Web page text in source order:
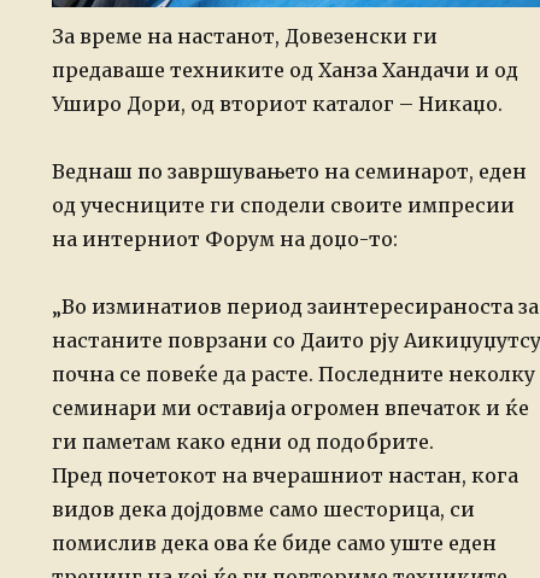
За време на настанот, Довезенски ги
предаваше техниките од Ханза Хандачи и од
Уширо Дори, од вториот каталог – Никаџо.
Веднаш по завршувањето на семинарот, еден
од учесниците ги сподели своите импресии
на интерниот Форум на доџо-то:
„Во изминатиов период заинтересираноста за
настаните поврзани со Даито рју Аикиџуџутсу
почна се повеќе да расте. Последните неколку
семинари ми оставија огромен впечаток и ќе
ги паметам како едни од подобрите.
Пред почетокот на вчерашниот настан, кога
видов дека дојдовме само шесторица, си
помислив дека ова ќе биде само уште еден